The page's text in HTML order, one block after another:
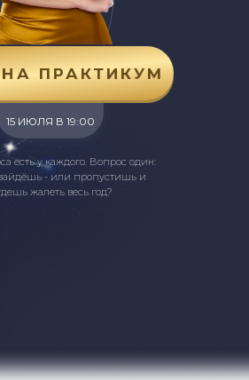
15 ИЮЛЯ В 19:00
есть у каждого. Вопрос один:
- или пропустишь и
жалеть весь год?
ПРАКТИКУМ